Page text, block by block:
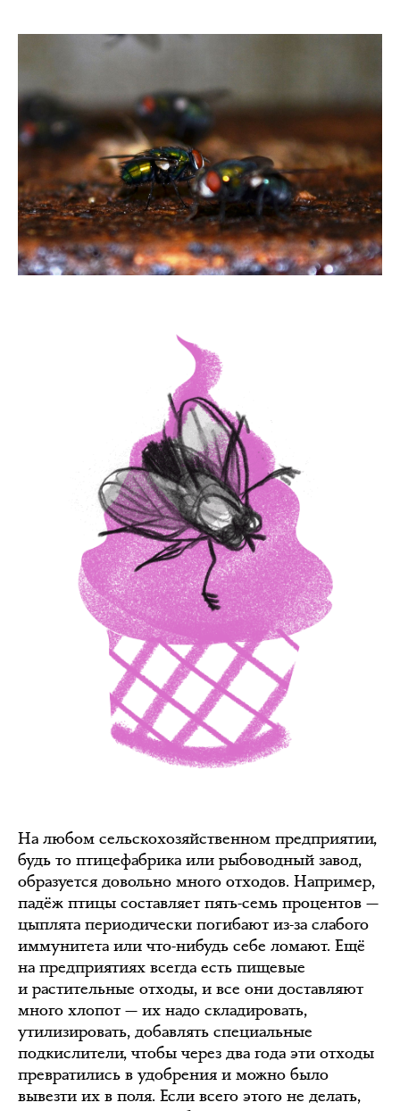
На любом сельскохозяйственном предприятии,
будь то птицефабрика или рыбоводный завод,
образуется довольно много отходов. Например,
падёж птицы составляет пять-семь процентов —
цыплята периодически погибают из-за слабого
иммунитета или что-нибудь себе ломают. Ещё
на предприятиях всегда есть пищевые
и растительные отходы, и все они доставляют
много хлопот — их надо складировать,
утилизировать, добавлять специальные
подкислители, чтобы через два года эти отходы
превратились в удобрения и можно было
вывезти их в поля. Если всего этого не делать,